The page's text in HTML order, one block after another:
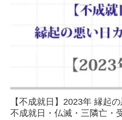
【不成就日】2023年 縁起
不成就日・仏滅・三隣亡・